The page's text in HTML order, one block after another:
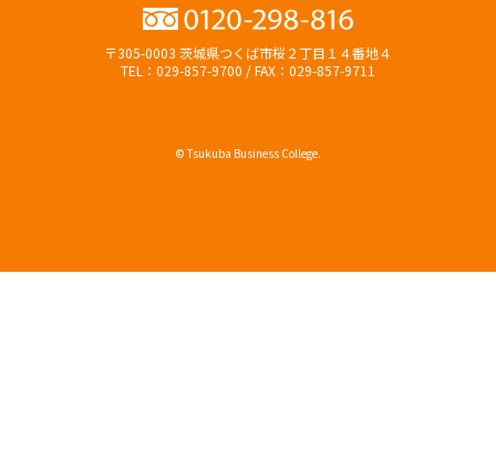
〒305-0003 茨城県つくば市桜２丁目１４番地４
TEL：029-857-9700 / FAX：029-857-9711
© Tsukuba Business College.